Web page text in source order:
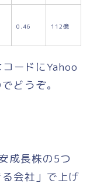
0.46 112億
ードにYahoo
どうぞ。
成長株の5つ
会社」で上げ